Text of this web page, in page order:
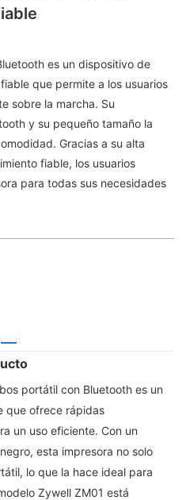
es un dispositivo de
que permite a los usuarios
sobre la marcha. Su
y su pequeño tamaño la
Gracias a su alta
fiable, los usuarios
para todas sus necesidades
portátil con Bluetooth es un
que ofrece rápidas
un uso eficiente. Con un
esta impresora no solo
lo que la hace ideal para
Zywell ZM01 está